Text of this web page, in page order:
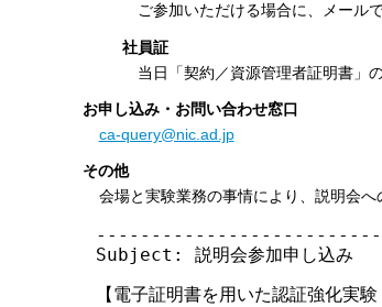
ご参加いただける場合に、メール
社員証
当日「契約／資源管理者証明書」
お申し込み・お問い合わせ窓口
ca-query@nic.ad.jp
その他
会場と実験業務の事情により、説明会
Subject: 説明会参加申し込み
【電子証明書を用いた認証強化実